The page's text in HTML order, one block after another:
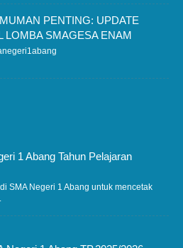
PENTING: UPDATE
LOMBA SMAGESA ENAM
1 Abang Tahun Pelajaran
SMA Negeri 1 Abang untuk mencetak